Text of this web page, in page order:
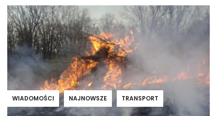
WIADOMOŚCI NAJNOWSZE TRANSPORT